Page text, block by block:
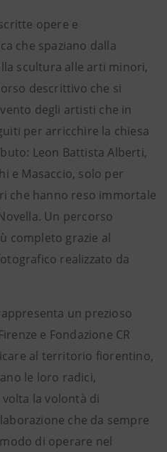
opere e
che spaziano dalla
scultura alle arti minori,
descrittivo che si
degli artisti che in
per arricchire la chiesa
Leon Battista Alberti,
e Masaccio, solo per
che hanno reso immortale
Un percorso
completo grazie al
realizzato da
un prezioso
e Fondazione CR
al territorio fiorentino,
le loro radici,
la volontà di
che da sempre
di operare nel